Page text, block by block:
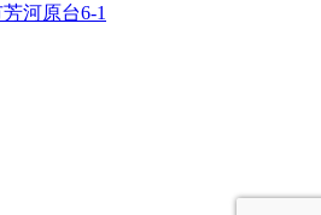
河原台6-1